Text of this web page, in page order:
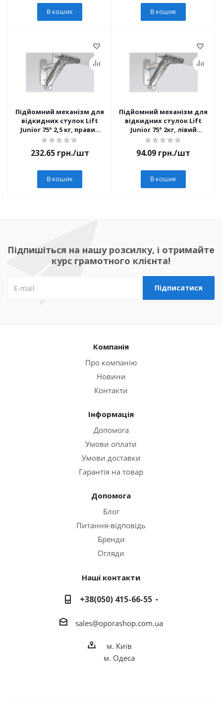
В кошик В кошик
Підйомний механізм для
відкидних стулок Lift
Junior 75° 2,5 кг, правий
(1001143)
232.65грн./шт
В кошик
Підйомний механізм для
відкидних стулок Lift
Junior 75° 2кг, лівий
(1001144)
94.09 грн./шт
В кошик
Підпишіться на нашу розсилку, і отримайте
курс грамотного клієнта!
Компанія
Про компанію
Новини
Контакти
Інформація
Допомога
Умови оплати
Умови доставки
Гарантія на товар
Допомога
Блог
Питання-відповідь
Бренди
Огляди
Наші контакти
+38(050) 415-66-55
sales@oporashop.com.ua
м. Київ
м. Одеса